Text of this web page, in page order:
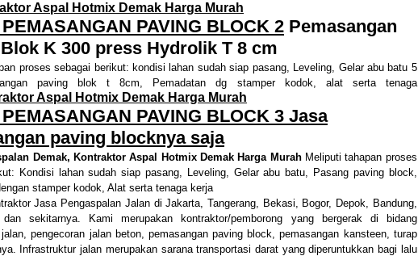
Aspal Hotmix Demak Harga Murah
PAVING BLOCK 2 Pemasangan
K 300 press Hydrolik T 8 cm
proses sebagai berikut: kondisi lahan sudah siap pasang, Leveling, Gelar abu batu 5
paving blok t 8cm, Pemadatan dg stamper kodok, alat serta tenaga
Aspal Hotmix Demak Harga Murah
PAVING BLOCK 3 Jasa
paving blocknya saja
Demak, Kontraktor Aspal Hotmix Demak Harga Murah Meliputi tahapan proses
Kondisi lahan sudah siap pasang, Leveling, Gelar abu batu, Pasang paving block,
stamper kodok, Alat serta tenaga kerja
Jasa Pengaspalan Jalan di Jakarta, Tangerang, Bekasi, Bogor, Depok, Bandung,
sekitarnya. Kami merupakan kontraktor/pemborong yang bergerak di bidang
pengecoran jalan beton, pemasangan paving block, pemasangan kansteen, turap
Infrastruktur jalan merupakan sarana transportasi darat yang diperuntukkan bagi lalu